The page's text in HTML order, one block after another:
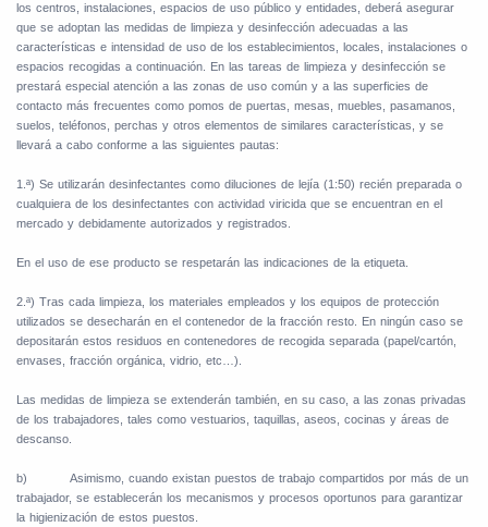
los centros, instalaciones, espacios de uso público y entidades, deberá asegurar
que se adoptan las medidas de limpieza y desinfección adecuadas a las
características e intensidad de uso de los establecimientos, locales, instalaciones o
espacios recogidas a continuación. En las tareas de limpieza y desinfección se
prestará especial atención a las zonas de uso común y a las superficies de
contacto más frecuentes como pomos de puertas, mesas, muebles, pasamanos,
suelos, teléfonos, perchas y otros elementos de similares características, y se
llevará a cabo conforme a las siguientes pautas:
1.ª) Se utilizarán desinfectantes como diluciones de lejía (1:50) recién preparada o
cualquiera de los desinfectantes con actividad viricida que se encuentran en el
mercado y debidamente autorizados y registrados.
En el uso de ese producto se respetarán las indicaciones de la etiqueta.
2.ª) Tras cada limpieza, los materiales empleados y los equipos de protección
utilizados se desecharán en el contenedor de la fracción resto. En ningún caso se
depositarán estos residuos en contenedores de recogida separada (papel/cartón,
envases, fracción orgánica, vidrio, etc…).
Las medidas de limpieza se extenderán también, en su caso, a las zonas privadas
de los trabajadores, tales como vestuarios, taquillas, aseos, cocinas y áreas de
descanso.
b)
Asimismo, cuando existan puestos de trabajo compartidos por más de un
trabajador, se establecerán los mecanismos y procesos oportunos para garantizar
la higienización de estos puestos.